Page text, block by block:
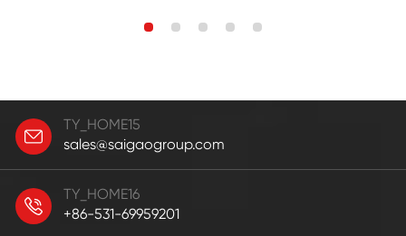
TY_HOME15
sales@saigaogroup.com
TY_HOME16
+86-531-69959201